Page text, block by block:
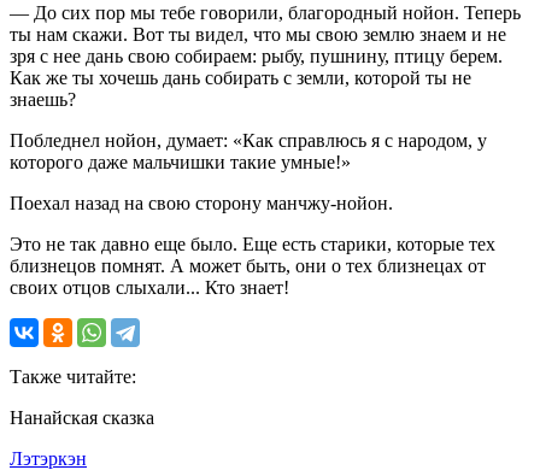
— До сих пор мы тебе говорили, благородный нойон. Теперь
ты нам скажи. Вот ты видел, что мы свою землю знаем и не
зря с нее дань свою собираем: рыбу, пушнину, птицу берем.
Как же ты хочешь дань собирать с земли, которой ты не
знаешь?
Побледнел нойон, думает: «Как справлюсь я с народом, у
которого даже мальчишки такие умные!»
Поехал назад на свою сторону манчжу-нойон.
Это не так давно еще было. Еще есть старики, которые тех
близнецов помнят. А может быть, они о тех близнецах от
своих отцов слыхали... Кто знает!
Также читайте:
Нанайская сказка
Лэтэркэн